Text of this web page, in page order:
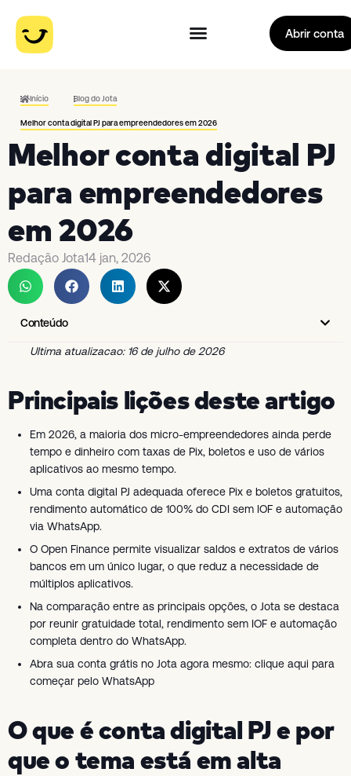
Abrir conta
Início Blog do Jota
Melhor conta digital PJ para empreendedores em 2026
Melhor conta digital PJ
para empreendedores
em 2026
Redação Jota14 jan, 2026
Conteúdo
Ultima atualizacao: 16 de julho de 2026
Principais lições deste artigo
Em 2026, a maioria dos micro-empreendedores ainda perde
tempo e dinheiro com taxas de Pix, boletos e uso de vários
aplicativos ao mesmo tempo.
Uma conta digital PJ adequada oferece Pix e boletos gratuitos,
rendimento automático de 100% do CDI sem IOF e automação
via WhatsApp.
O Open Finance permite visualizar saldos e extratos de vários
bancos em um único lugar, o que reduz a necessidade de
múltiplos aplicativos.
Na comparação entre as principais opções, o Jota se destaca
por reunir gratuidade total, rendimento sem IOF e automação
completa dentro do WhatsApp.
Abra sua conta grátis no Jota agora mesmo: clique aqui para
começar pelo WhatsApp
O que é conta digital PJ e por
que o tema está em alta